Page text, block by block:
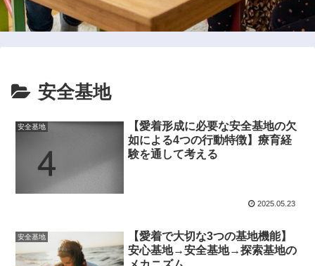
安全基地
安全基地
【愛着形成に必要な安全基地の欠
如による4つの行動特徴】療育経
験を通して考える
2025.05.23
安全基地
【愛着で大切な3つの基地機能】
安心基地→安全基地→探索基地の